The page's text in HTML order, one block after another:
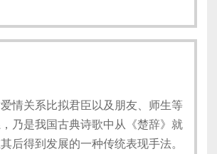
情关系比拟君臣以及朋友、师生等
乃是我国古典诗歌中从《楚辞》就
后得到发展的一种传统表现手法。